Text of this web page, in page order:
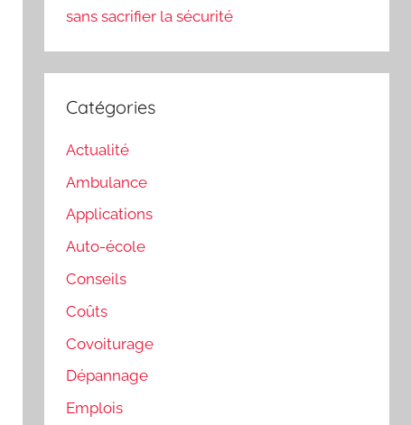
sans sacrifier la sécurité
Catégories
Actualité
Ambulance
Applications
Auto-école
Conseils
Coûts
Covoiturage
Dépannage
Emplois